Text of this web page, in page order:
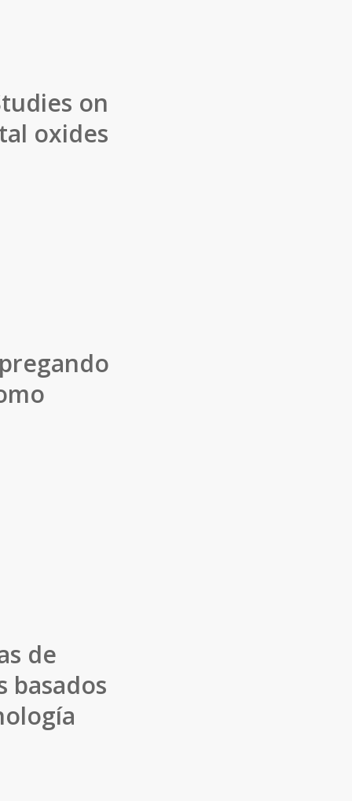
on
oxides
de
basados